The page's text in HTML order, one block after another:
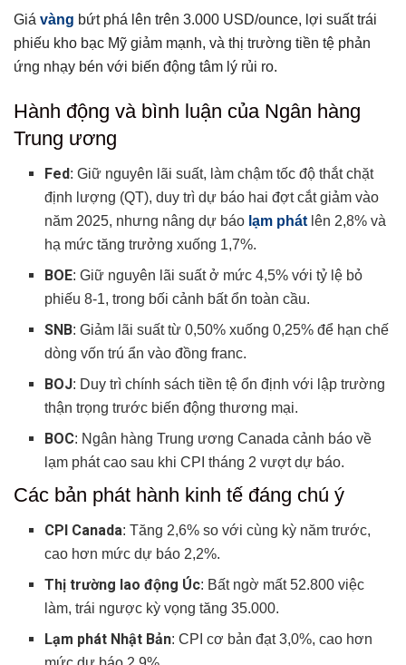
Chủ đề chính cần chú ý
1. Chênh lệch chính sách tiền tệ
2. Bất ổn trong chính sách thương mại
4. Rủi ro địa chính trị
5. Nguy cơ suy giảm tăng trưởng toàn cầu
Dữ liệu kinh tế quan trọng được công bố
Hoa Kỳ
Châu Âu
Những rủi ro và sự kiện chính trị cần theo dõi
Ba kịch bản thị trường tiềm năng
Kịch bản cơ bản (Xác suất 60%)
Kịch bản rủi ro (Xác suất 30%)
Kịch bản tích cực (Xác suất 10%)
Có thể bạn chưa biết
Giá vàng bứt phá lên trên 3.000 USD/ounce, lợi suất trái
phiếu kho bạc Mỹ giảm mạnh, và thị trường tiền tệ phản
ứng nhạy bén với biến động tâm lý rủi ro.
Hành động và bình luận của Ngân hàng
Trung ương
Fed: Giữ nguyên lãi suất, làm chậm tốc độ thắt chặt
định lượng (QT), duy trì dự báo hai đợt cắt giảm vào
năm 2025, nhưng nâng dự báo lạm phát lên 2,8% và
hạ mức tăng trưởng xuống 1,7%.
BOE: Giữ nguyên lãi suất ở mức 4,5% với tỷ lệ bỏ
phiếu 8-1, trong bối cảnh bất ổn toàn cầu.
SNB: Giảm lãi suất từ 0,50% xuống 0,25% để hạn chế
dòng vốn trú ẩn vào đồng franc.
BOJ: Duy trì chính sách tiền tệ ổn định với lập trường
thận trọng trước biến động thương mại.
BOC: Ngân hàng Trung ương Canada cảnh báo về
lạm phát cao sau khi CPI tháng 2 vượt dự báo.
Các bản phát hành kinh tế đáng chú ý
CPI Canada: Tăng 2,6% so với cùng kỳ năm trước,
cao hơn mức dự báo 2,2%.
Thị trường lao động Úc: Bất ngờ mất 52.800 việc
làm, trái ngược kỳ vọng tăng 35.000.
Lạm phát Nhật Bản: CPI cơ bản đạt 3,0%, cao hơn